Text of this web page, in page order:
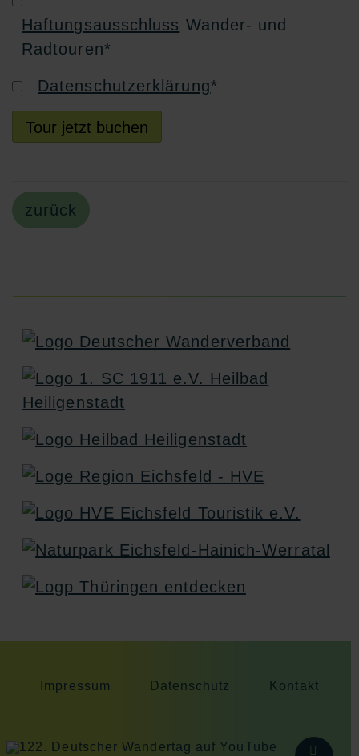
Haftungsausschluss Wander- und
Radtouren*
Datenschutzerklärung*
Tour jetzt buchen
zurück
Impressum Datenschutz Kontakt